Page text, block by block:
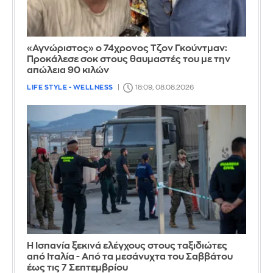
«Αγνώριστος» ο 74χρονος Τζον Γκούντμαν:
Προκάλεσε σοκ στους θαυμαστές του με την
απώλεια 90 κιλών
LIFE STYLE - WELLNESS 18:09, 08.08.2026
Η Ισπανία ξεκινά ελέγχους στους ταξιδιώτες
από Ιταλία - Από τα μεσάνυχτα του Σαββάτου
έως τις 7 Σεπτεμβρίου